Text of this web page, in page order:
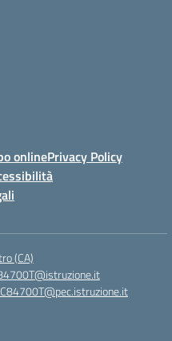
onlinePrivacy Policy
(CA)